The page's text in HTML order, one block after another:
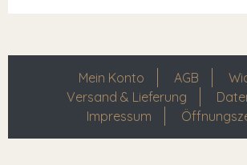
Mein Konto AGB
Versand & Lieferung
Impressum